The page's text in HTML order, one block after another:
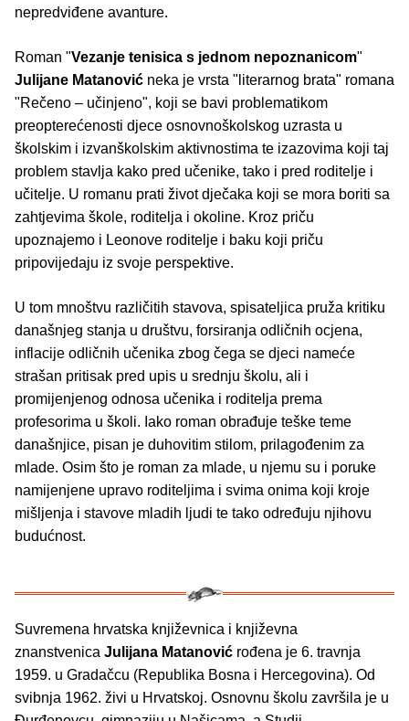
nepredviđene avanture.
Roman "Vezanje tenisica s jednom nepoznanicom"
Julijane Matanović neka je vrsta "literarnog brata" romana
"Rečeno – učinjeno", koji se bavi problematikom
preopterećenosti djece osnovnoškolskog uzrasta u
školskim i izvanškolskim aktivnostima te izazovima koji taj
problem stavlja kako pred učenike, tako i pred roditelje i
učitelje. U romanu prati život dječaka koji se mora boriti sa
zahtjevima škole, roditelja i okoline. Kroz priču
upoznajemo i Leonove roditelje i baku koji priču
pripovijedaju iz svoje perspektive.
U tom mnoštvu različitih stavova, spisateljica pruža kritiku
današnjeg stanja u društvu, forsiranja odličnih ocjena,
inflacije odličnih učenika zbog čega se djeci nameće
strašan pritisak pred upis u srednju školu, ali i
promijenjenog odnosa učenika i roditelja prema
profesorima u školi. Iako roman obrađuje teške teme
današnjice, pisan je duhovitim stilom, prilagođenim za
mlade. Osim što je roman za mlade, u njemu su i poruke
namijenjene upravo roditeljima i svima onima koji kroje
mišljenja i stavove mladih ljudi te tako određuju njihovu
budućnost.
Suvremena hrvatska književnica i književna
znanstvenica Julijana Matanović rođena je 6. travnja
1959. u Gradačcu (Republika Bosna i Hercegovina). Od
svibnja 1962. živi u Hrvatskoj. Osnovnu školu završila je u